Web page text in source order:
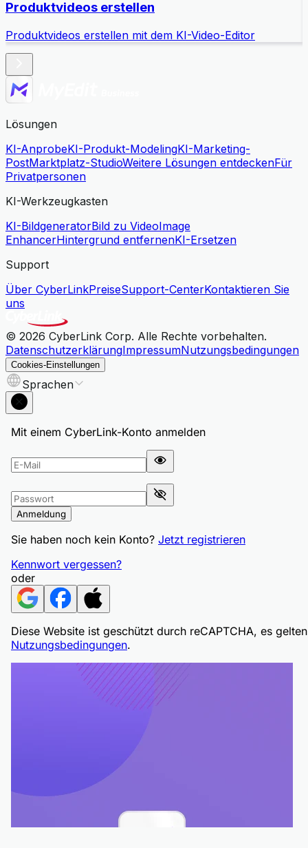
Produktvideos erstellen
Produktvideos erstellen mit dem KI-Video-Editor
Lösungen
KI-AnprobeKI-Produkt-ModelingKI-Marketing-
PostMarktplatz-StudioWeitere Lösungen entdeckenFür
Privatpersonen
KI-Werkzeugkasten
KI-BildgeneratorBild zu VideoImage
EnhancerHintergrund entfernenKI-Ersetzen
Support
Über CyberLinkPreiseSupport-CenterKontaktieren Sie
uns
© 2026 CyberLink Corp. Alle Rechte vorbehalten.
DatenschutzerklärungImpressumNutzungsbedingungen
Cookies-Einstellungen
Sprachen